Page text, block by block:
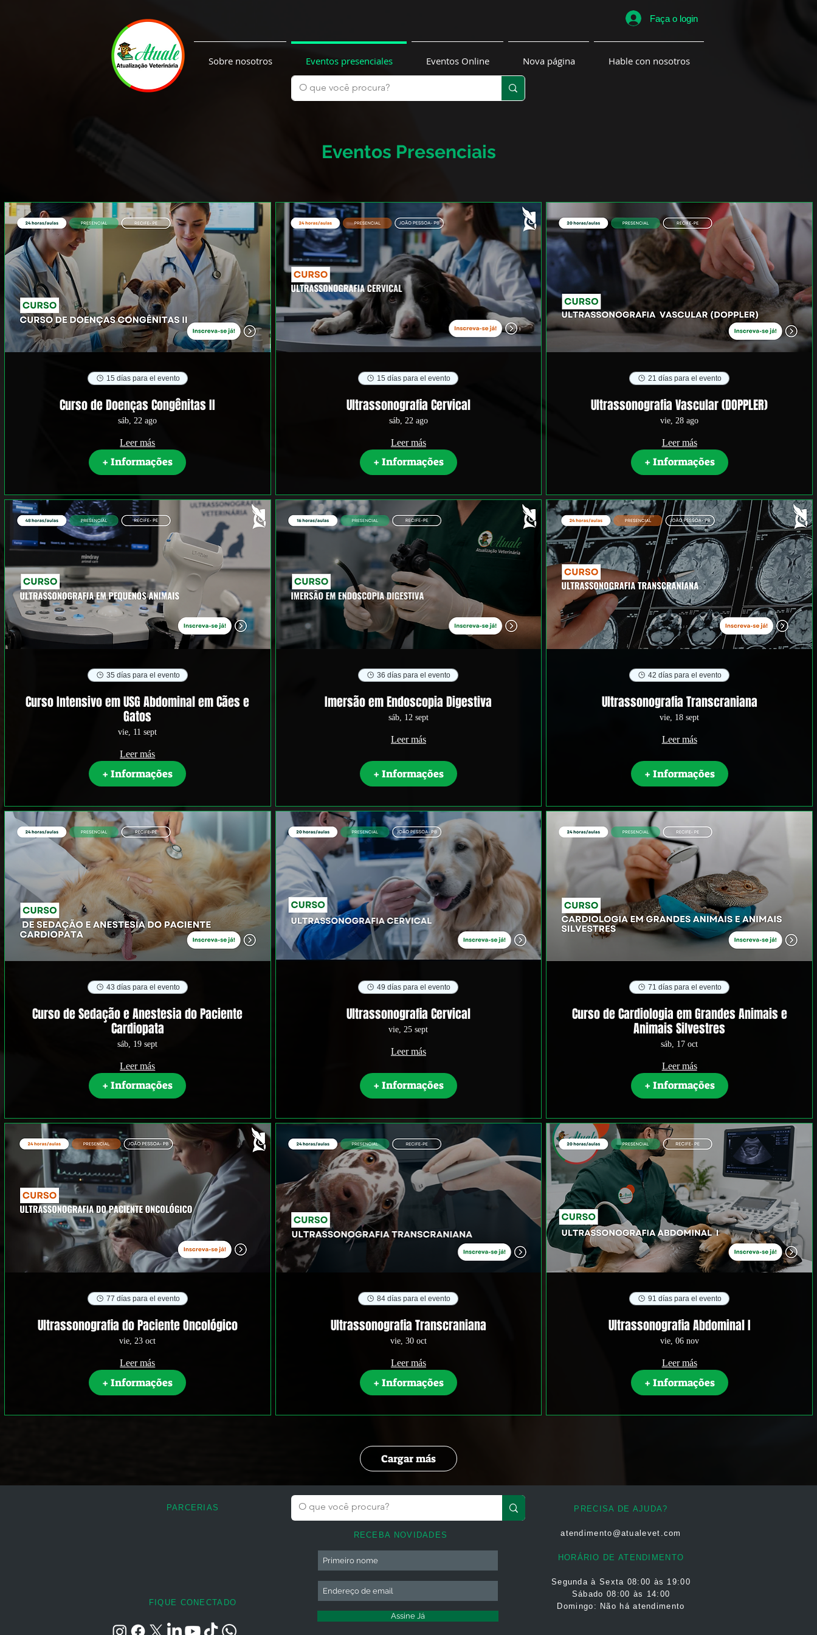
Faça o login
Sobre nosotros Eventos presenciales Eventos Online Nova página Hable con nosotros
Eventos Presenciais
15 días para el evento
Curso de Doenças Congênitas II
sáb, 22 ago
Leer más
+ Informações
15 días para el evento
Ultrassonografia Cervical
sáb, 22 ago
Leer más
+ Informações
21 días para el evento
Ultrassonografia Vascular (DOPPLER)
vie, 28 ago
Leer más
+ Informações
35 días para el evento
Curso Intensivo em USG Abdominal em Cães e
Gatos
vie, 11 sept
Leer más
+ Informações
36 días para el evento
Imersão em Endoscopia Digestiva
sáb, 12 sept
Leer más
+ Informações
42 días para el evento
Ultrassonografia Transcraniana
vie, 18 sept
Leer más
+ Informações
43 días para el evento
Curso de Sedação e Anestesia do Paciente
Cardiopata
sáb, 19 sept
Leer más
+ Informações
49 días para el evento
Ultrassonografia Cervical
vie, 25 sept
Leer más
+ Informações
71 días para el evento
Curso de Cardiologia em Grandes Animais e
Animais Silvestres
sáb, 17 oct
Leer más
+ Informações
77 días para el evento
⁠Ultrassonografia do Paciente Oncológico
vie, 23 oct
Leer más
+ Informações
84 días para el evento
Ultrassonografia Transcraniana
vie, 30 oct
Leer más
+ Informações
91 días para el evento
Ultrassonografia Abdominal I
vie, 06 nov
Leer más
+ Informações
Cargar más
PARCERIAS
FIQUE CONECTADO
RECEBA NOVIDADES
Assine Já
PRECISA DE AJUDA?
atendimento@atualevet.com
HORÁRIO DE ATENDIMENTO
Segunda à Sexta 08:00 às 19:00
Sábado 08:00 às 14:00
Domingo: Não há atendimento